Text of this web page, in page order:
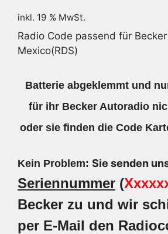
inkl. 19 % MwSt.
Radio Code passend für Becker
Mexico(RDS)
Batterie abgeklemmt und
für ihr Becker Autoradio
oder sie finden die Code
Kein Problem: Sie senden
Seriennummer (
Becker zu und wir
per E-Mail den